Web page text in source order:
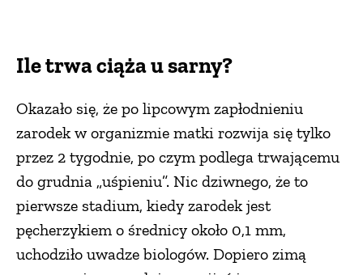
Ile trwa ciąża u sarny?
Okazało się, że po lipcowym zapłodnieniu
zarodek w organizmie matki rozwija się tylko
przez 2 tygodnie, po czym podlega trwającemu
do grudnia „uśpieniu”. Nic dziwnego, że to
pierwsze stadium, kiedy zarodek jest
pęcherzykiem o średnicy około 0,1 mm,
uchodziło uwadze biologów. Dopiero zimą